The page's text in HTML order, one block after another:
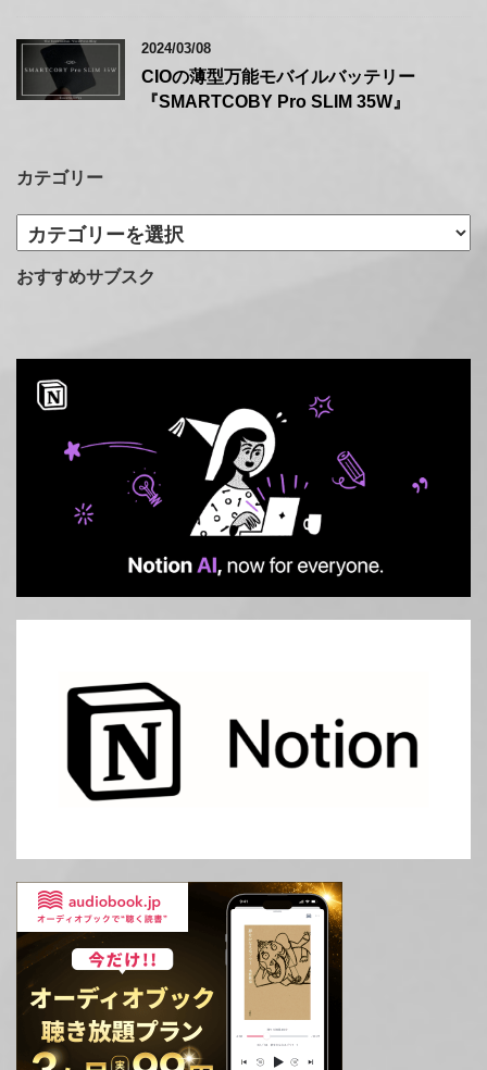
2024/03/08
CIOの薄型万能モバイルバッテリー
『SMARTCOBY Pro SLIM 35W』
カテゴリー
カ
テ
ゴ
おすすめサブスク